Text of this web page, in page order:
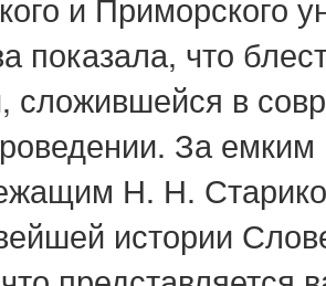
показала, что
сложившейся в
За
Н. Н.
истории